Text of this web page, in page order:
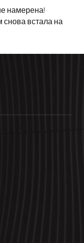
намерена!
встала на